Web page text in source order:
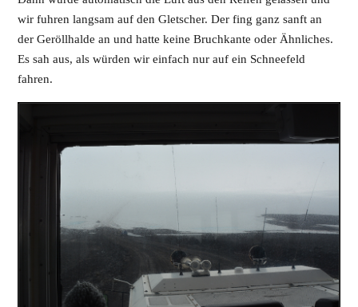
wir fuhren langsam auf den Gletscher. Der fing ganz sanft an
der Geröllhalde an und hatte keine Bruchkante oder Ähnliches.
Es sah aus, als würden wir einfach nur auf ein Schneefeld
fahren.